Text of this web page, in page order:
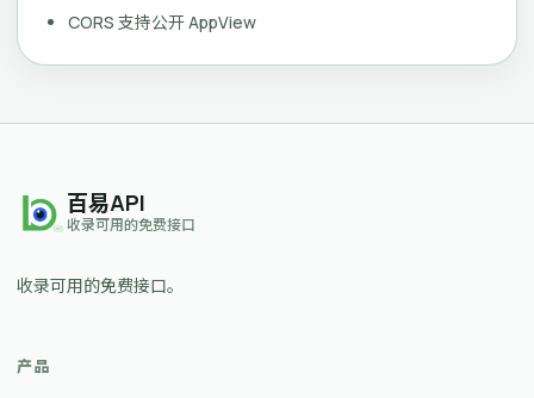
CORS 支持公开 AppView
百易API
收录可用的免费接口
收录可用的免费接口。
产品